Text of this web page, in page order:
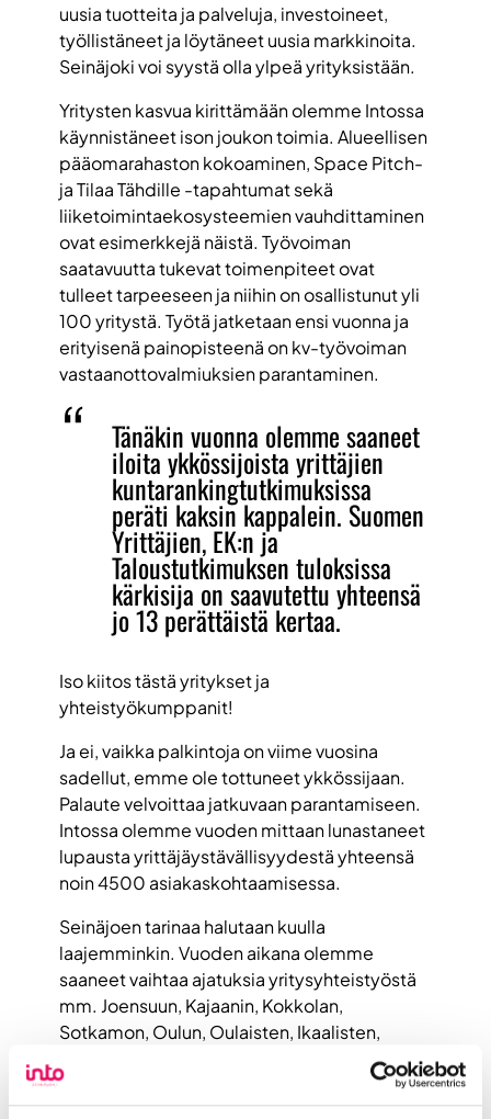
uusia tuotteita ja palveluja, investoineet,
työllistäneet ja löytäneet uusia markkinoita.
Seinäjoki voi syystä olla ylpeä yrityksistään.
Yritysten kasvua kirittämään olemme Intossa
käynnistäneet ison joukon toimia. Alueellisen
pääomarahaston kokoaminen, Space Pitch-
ja Tilaa Tähdille -tapahtumat sekä
liiketoimintaekosysteemien vauhdittaminen
ovat esimerkkejä näistä. Työvoiman
saatavuutta tukevat toimenpiteet ovat
tulleet tarpeeseen ja niihin on osallistunut yli
100 yritystä. Työtä jatketaan ensi vuonna ja
erityisenä painopisteenä on kv-työvoiman
vastaanottovalmiuksien parantaminen.
Tänäkin vuonna olemme saaneet
iloita ykkössijoista yrittäjien
kuntarankingtutkimuksissa
peräti kaksin kappalein. Suomen
Yrittäjien, EK:n ja
Taloustutkimuksen tuloksissa
kärkisija on saavutettu yhteensä
jo 13 perättäistä kertaa.
Iso kiitos tästä yritykset ja
yhteistyökumppanit!
Ja ei, vaikka palkintoja on viime vuosina
sadellut, emme ole tottuneet ykkössijaan.
Palaute velvoittaa jatkuvaan parantamiseen.
Intossa olemme vuoden mittaan lunastaneet
lupausta yrittäjäystävällisyydestä yhteensä
noin 4500 asiakaskohtaamisessa.
Seinäjoen tarinaa halutaan kuulla
laajemminkin. Vuoden aikana olemme
saaneet vaihtaa ajatuksia yritysyhteistyöstä
mm. Joensuun, Kajaanin, Kokkolan,
Sotkamon, Oulun, Oulaisten, Ikaalisten,
Kotkan ja Haminan kanssa. Vieraat ovat
tervetulleita, hyviä käytäntöjä vaihtamalla
palvelemme itse kukin yrityksiä paremmin.